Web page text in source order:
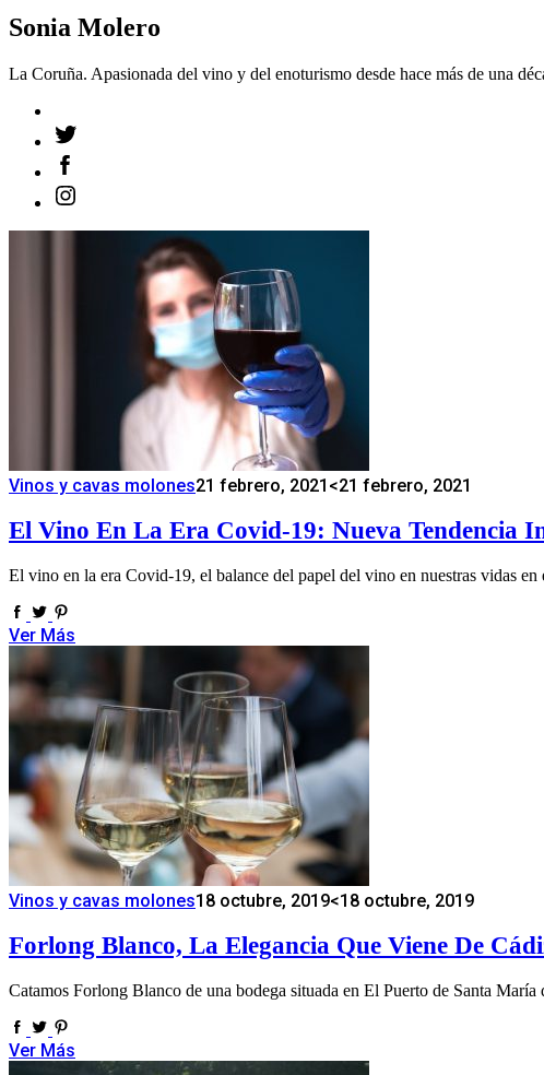
Sonia Molero
La Coruña. Apasionada del vino y del enoturismo desde hace más de una
Vinos y cavas molones21 febrero, 2021 <21 febrero, 2021
El Vino En La Era Covid-19: Nueva Tendencia
El vino en la era Covid-19, el balance del papel del vino en nuestras vidas
Ver Más
Vinos y cavas molones18 octubre, 2019<18 octubre, 2019
Forlong Blanco, La Elegancia Que Viene De
Catamos Forlong Blanco de una bodega situada en El Puerto de Santa
Ver Más